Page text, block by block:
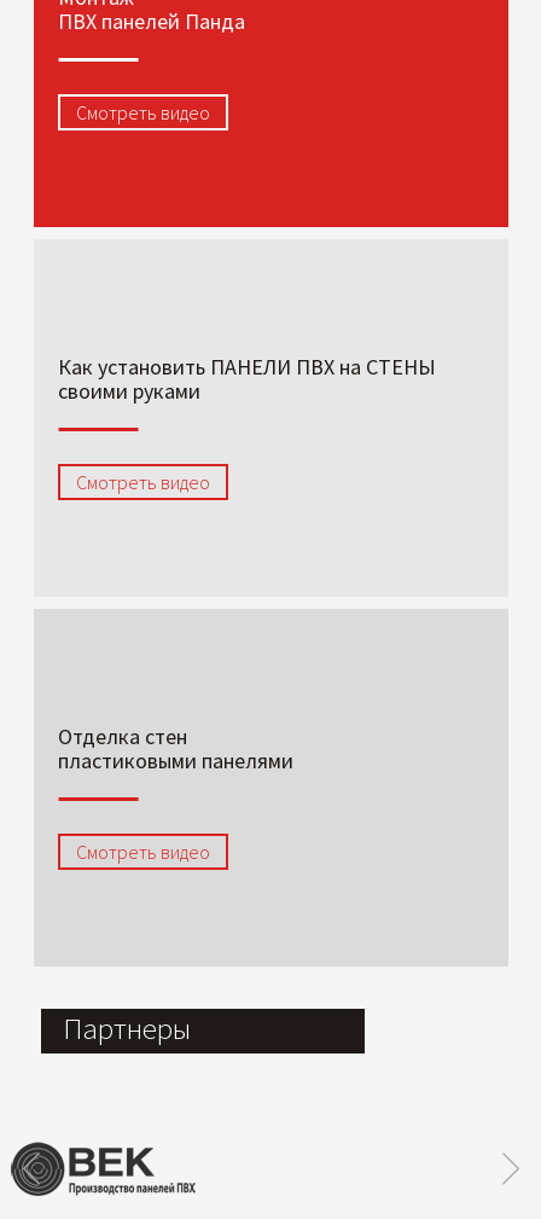
ПВХ панелей Панда
Смотреть видео
Как установить ПАНЕЛИ ПВХ на СТЕНЫ
своими руками
Смотреть видео
Отделка стен
пластиковыми панелями
Смотреть видео
Партнеры